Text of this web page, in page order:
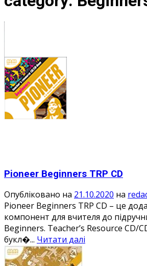
Pioneer Beginners TRP CD
Опубліковано на 21.10.2020 на
Pioneer Beginners TRP CD – це
компонент для вчителя до
Beginners. Teacher’s Resource CD/
букл�... Читати далі